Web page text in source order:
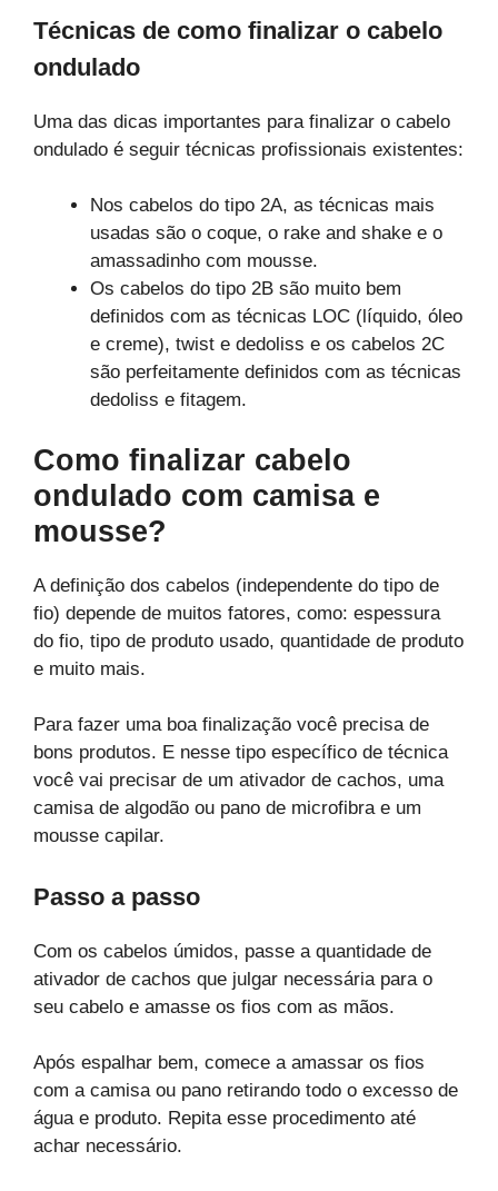
Técnicas de como finalizar o cabelo
ondulado
Uma das dicas importantes para finalizar o cabelo
ondulado é seguir técnicas profissionais existentes:
Nos cabelos do tipo 2A, as técnicas mais
usadas são o coque, o rake and shake e o
amassadinho com mousse.
Os cabelos do tipo 2B são muito bem
definidos com as técnicas LOC (líquido, óleo
e creme), twist e dedoliss e os cabelos 2C
são perfeitamente definidos com as técnicas
dedoliss e fitagem.
Como finalizar cabelo
ondulado com camisa e
mousse?
A definição dos cabelos (independente do tipo de
fio) depende de muitos fatores, como: espessura
do fio, tipo de produto usado, quantidade de produto
e muito mais.
Para fazer uma boa finalização você precisa de
bons produtos. E nesse tipo específico de técnica
você vai precisar de um ativador de cachos, uma
camisa de algodão ou pano de microfibra e um
mousse capilar.
Passo a passo
Com os cabelos úmidos, passe a quantidade de
ativador de cachos que julgar necessária para o
seu cabelo e amasse os fios com as mãos.
Após espalhar bem, comece a amassar os fios
com a camisa ou pano retirando todo o excesso de
água e produto. Repita esse procedimento até
achar necessário.